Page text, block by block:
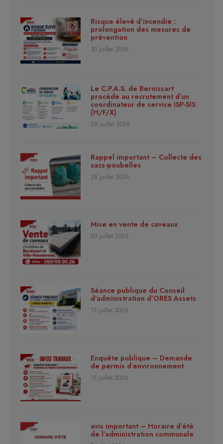
Risque élevé d’incendie :
prolongation des mesures de
prévention
30 juillet 2026
Le C.P.A.S. de Bernissart
procède au recrutement d’un
coordinateur de service ISP-SIS
(H/F/X)
29 juillet 2026
Rappel important – Collecte des
sacs-poubelles
28 juillet 2026
Mise en vente de caveaux
20 juillet 2026
Séance publique du Conseil
d’administration d’ORES Assets
15 juillet 2026
Enquête publique – Demande
de permis d’environnement
15 juillet 2026
avis important – Horaire d’été
de l’administration communale